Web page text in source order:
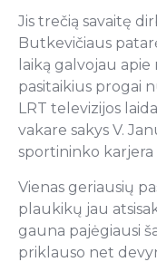
Jis trečią savaitę
Butkevičiaus
laiką galvojau
pasitaikius progai
LRT televizijos
vakare sakys V.
sportininko karjera
Vienas geriausių
plaukikų jau
gauna pajėgiausi
priklauso net